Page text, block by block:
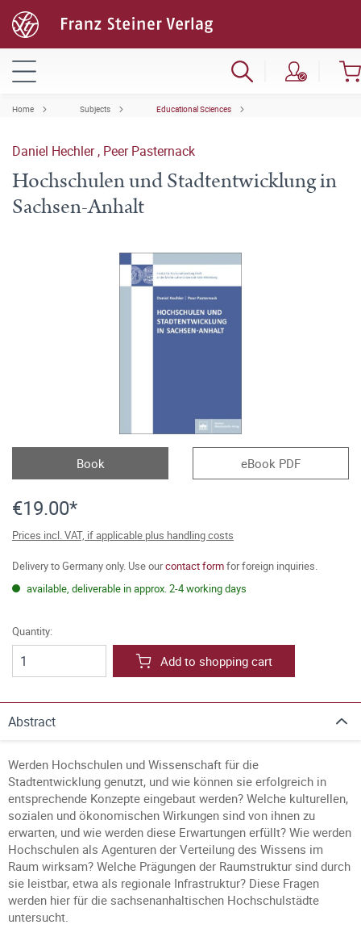
Home Subjects Educational Sciences
Daniel Hechler, Peer Pasternack
Hochschulen und Stadtentwicklung in
Sachsen-Anhalt
Book eBook PDF
€19.00*
Prices incl. VAT, if applicable plus handling costs
Delivery to Germany only. Use ourcontact formfor foreign inquiries.
available, deliverable in approx. 2-4 working days
Quantity:
Add to shopping cart
Abstract
Werden Hochschulen und Wissenschaft für die
Stadtentwicklung genutzt, und wie können sie erfolgreich in
entsprechende Konzepte eingebaut werden? Welche kulturellen,
sozialen und ökonomischen Wirkungen sind von ihnen zu
erwarten, und wie werden diese Erwartungen erfüllt? Wie werden
Hochschulen als Agenturen der Verteilung des Wissens im
Raum wirksam? Welche Prägungen der Raumstruktur sind durch
sie leistbar, etwa als regionale Infrastruktur? Diese Fragen
werden hier für die sachsenanhaltischen Hochschulstädte
untersucht.